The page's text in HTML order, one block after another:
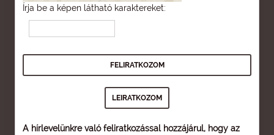
Írja be a képen látható karaktereket:
A hírlevelünkre való feliratkozással hozzájárul, hogy az